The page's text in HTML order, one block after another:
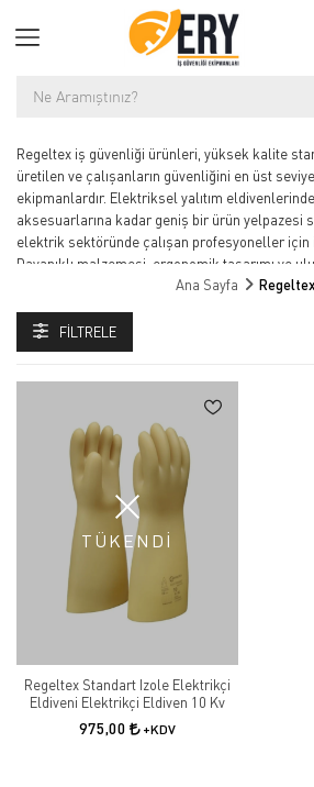
Regeltex iş güvenliği ürünleri, yüksek kalite
üretilen ve çalışanların güvenliğini en üst
ekipmanlardır. Elektriksel yalıtım
aksesuarlarına kadar geniş bir ürün yelpazesi
elektrik sektöründe çalışan profesyoneller için
Dayanıklı malzemesi, ergonomik tasarımı ve
sertifikalarına sahip ürünleri ile Regeltex, iş
ürünleri, hem çalışanların güvenliğini
artırır. İş sağlığı ve güvenliğini öncelik haline
Regeltex, yüksek gerilim ve elektrik güvenliği
çapında tercih edilen profesyonel markalardan
elektrikçi koruyucu ekipmanları, dielektrik
güvenlik çözümleri ile enerji, bakım, elektrik
çalışma alanlarında maksimum koruma sağlar.
uygun dayanıklı ürünleri sayesinde
çözümler sunmaktadır.
Ana Sayfa Regeltex
FILTRELE
TÜKENDİ
Regeltex Standart Izole Elektrikçi
Eldiveni Elektrikçi Eldiven 10 Kv
975,00 +KDV